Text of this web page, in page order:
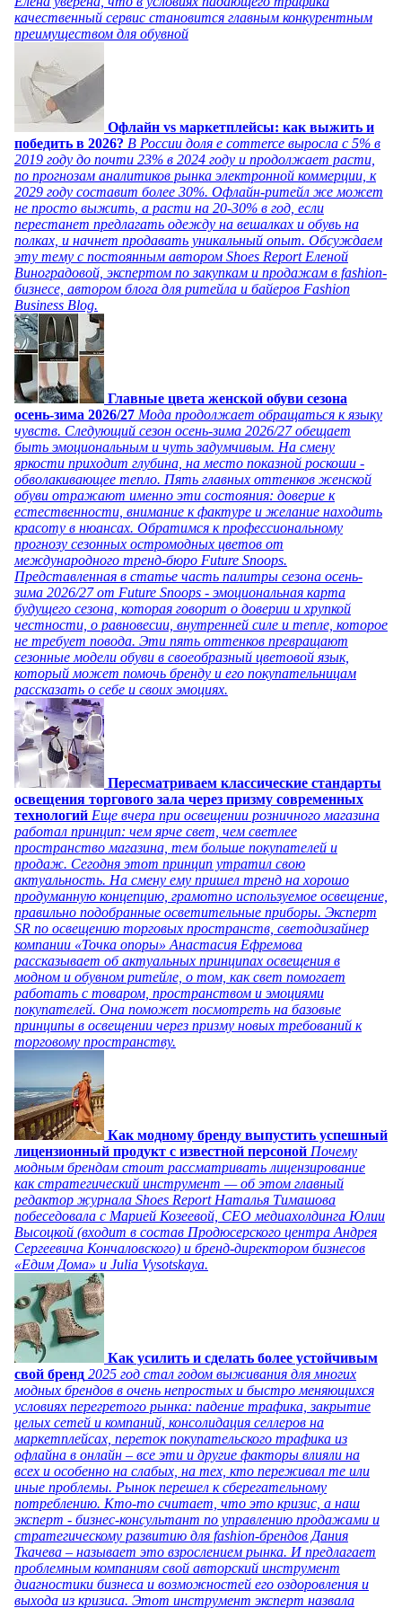
качественный сервис становится главным конкурентным
преимуществом для обувной
Офлайн vs маркетплейсы: как выжить и
победить в 2026? В России доля e commerce выросла с 5% в
2019 году до почти 23% в 2024 году и продолжает расти,
по прогнозам аналитиков рынка электронной коммерции, к
2029 году составит более 30%. Офлайн-ритейл же может
не просто выжить, а расти на 20-30% в год, если
перестанет предлагать одежду на вешалках и обувь на
полках, и начнет продавать уникальный опыт. Обсуждаем
эту тему с постоянным автором Shoes Report Еленой
Виноградовой, экспертом по закупкам и продажам в fashion-
бизнесе, автором блога для ритейла и байеров Fashion
Business Blog.
Главные цвета женской обуви сезона
осень-зима 2026/27 Мода продолжает обращаться к языку
чувств. Следующий сезон осень-зима 2026/27 обещает
быть эмоциональным и чуть задумчивым. На смену
яркости приходит глубина, на место показной роскоши -
обволакивающее тепло. Пять главных оттенков женской
обуви отражают именно эти состояния: доверие к
естественности, внимание к фактуре и желание находить
красоту в нюансах. Обратимся к профессиональному
прогнозу сезонных остромодных цветов от
международного тренд-бюро Future Snoops.
Представленная в статье часть палитры сезона осень-
зима 2026/27 от Future Snoops - эмоциональная карта
будущего сезона, которая говорит о доверии и хрупкой
честности, о равновесии, внутренней силе и тепле, которое
не требует повода. Эти пять оттенков превращают
сезонные модели обуви в своеобразный цветовой язык,
который может помочь бренду и его покупательницам
рассказать о себе и своих эмоциях.
Пересматриваем классические стандарты
освещения торгового зала через призму современных
технологий Еще вчера при освещении розничного магазина
работал принцип: чем ярче свет, чем светлее
пространство магазина, тем больше покупателей и
продаж. Сегодня этот принцип утратил свою
актуальность. На смену ему пришел тренд на хорошо
продуманную концепцию, грамотно используемое освещение,
правильно подобранные осветительные приборы. Эксперт
SR по освещению торговых пространств, светодизайнер
компании «Точка опоры» Анастасия Ефремова
рассказывает об актуальных принципах освещения в
модном и обувном ритейле, о том, как свет помогает
работать с товаром, пространством и эмоциями
покупателей. Она поможет посмотреть на базовые
принципы в освещении через призму новых требований к
торговому пространству.
Как модному бренду выпустить успешный
лицензионный продукт с известной персоной Почему
модным брендам стоит рассматривать лицензирование
как стратегический инструмент — об этом главный
редактор журнала Shoes Report Наталья Тимашова
побеседовала с Марией Козеевой, СЕО медиахолдинга Юлии
Высоцкой (входит в состав Продюсерского центра Андрея
Сергеевича Кончаловского) и бренд-директором бизнесов
«Едим Дома» и Julia Vysotskaya.
Как усилить и сделать более устойчивым
свой бренд 2025 год стал годом выживания для многих
модных брендов в очень непростых и быстро меняющихся
условиях перегретого рынка: падение трафика, закрытие
целых сетей и компаний, консолидация селлеров на
маркетплейсах, переток покупательского трафика из
офлайна в онлайн – все эти и другие факторы влияли на
всех и особенно на слабых, на тех, кто переживал те или
иные проблемы. Рынок перешел к сберегательному
потреблению. Кто-то считает, что это кризис, а наш
эксперт - бизнес-консультант по управлению продажами и
стратегическому развитию для fashion-брендов Дания
Ткачева – называет это взрослением рынка. И предлагает
проблемным компаниям свой авторский инструмент
диагностики бизнеса и возможностей его оздоровления и
выхода из кризиса. Этот инструмент эксперт назвала